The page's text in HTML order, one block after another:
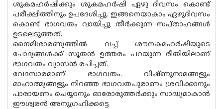
ശുകമഹർഷിക്കും ശുകമഹർഷി ഏഴു ദിവസം കൊണ്ട്
പരീക്ഷിത്തിനും ഉപദേശിച്ചു. ഇങ്ങനെയാകാം ഏഴുദിവസം
കൊണ്ട് ഭാഗവതം വായിച്ചു തീർക്കുന്ന സപ്‌താഹങ്ങൾ
ഉടലെടുത്തത്.
നൈമിശാരണ്യത്തിൽ വച്ച് ശൗനകമഹർഷിയുടെ
ചോദ്യങ്ങൾക്ക് സൂതൻ ഉത്തരം പറയുന്ന രീതിയിലാണ്
ഭാഗവതം വ്യാസൻ രചിച്ചത്.
വേദസാരമാണ് ഭാഗവതം. വിഷ്‌ണുനാമങ്ങളും
മാഹാത്മ്യങ്ങളും നിറഞ്ഞ ഭാഗവതപുരാണം ശ്രവിക്കാനും
പാരായണം ചെയ്യാനും ഓരോരുത്തർക്കും സാദ്ധ്യമാകാൻ
ഈശ്വരൻ അനുഗ്രഹിക്കട്ടെ